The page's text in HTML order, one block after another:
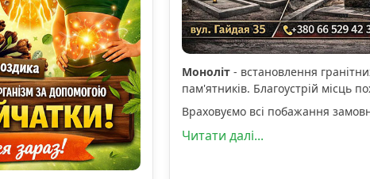
Моноліт- встановлення
пам'ятників. Благоустрій місць
Враховуємо всі побажання
Читати далі...